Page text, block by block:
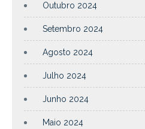
Outubro 2024
Setembro 2024
Agosto 2024
Julho 2024
Junho 2024
Maio 2024